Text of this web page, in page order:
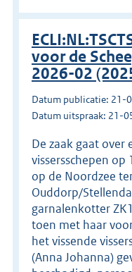
voor de
2026-02
Datum publicatie: 21-
Datum uitspraak: 21-
De zaak gaat over
vissersschepen
op de Noordzee
Ouddorp/
garnalenkotter
toen met haar
het vissende
(Anna Johanna)